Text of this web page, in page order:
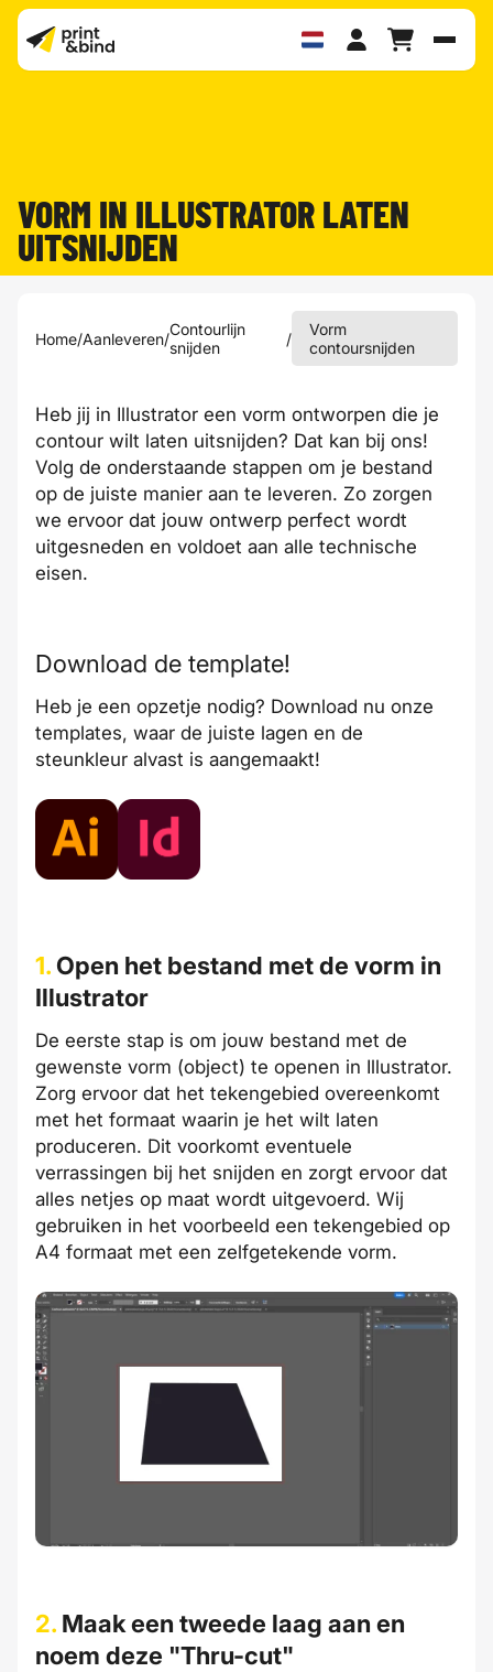
VORM IN ILLUSTRATOR LATEN
UITSNIJDEN
Home/Aanleveren/Contourlijn
snijden
/
Vorm
contoursnijden
Heb jij in Illustrator een vorm ontworpen die je
contour wilt laten uitsnijden? Dat kan bij ons!
Volg de onderstaande stappen om je bestand
op de juiste manier aan te leveren. Zo zorgen
we ervoor dat jouw ontwerp perfect wordt
uitgesneden en voldoet aan alle technische
eisen.
Download de template!
Heb je een opzetje nodig? Download nu onze
templates, waar de juiste lagen en de
steunkleur alvast is aangemaakt!
1. Open het bestand met de vorm in
Illustrator
De eerste stap is om jouw bestand met de
gewenste vorm (object) te openen in Illustrator.
Zorg ervoor dat het tekengebied overeenkomt
met het formaat waarin je het wilt laten
produceren. Dit voorkomt eventuele
verrassingen bij het snijden en zorgt ervoor dat
alles netjes op maat wordt uitgevoerd. Wij
gebruiken in het voorbeeld een tekengebied op
A4 formaat met een zelfgetekende vorm.
2. Maak een tweede laag aan en
noem deze "Thru-cut"